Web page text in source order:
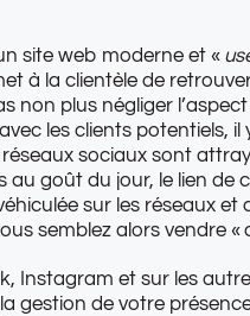
site web moderne et «
à la clientèle de
plus négliger
les clients potentiels, il
sociaux sont
au goût du jour, le lien
sur les réseaux
semblez alors vendre «
Instagram et sur les
gestion de votre